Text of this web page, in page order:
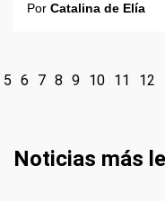
Por Catalina de Elía
5 6 7 8 9 10 11 12
Noticias más